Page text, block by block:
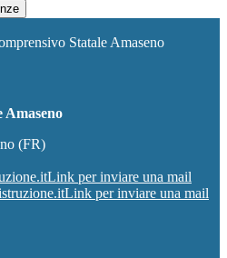
Statale Amaseno
Amaseno
(FR)
Link per inviare una mail
Link per inviare una mail